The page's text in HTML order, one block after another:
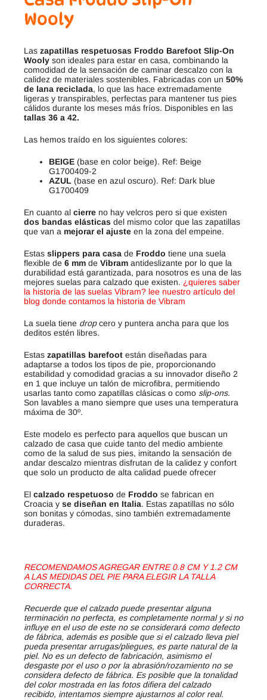
Wooly
Las zapatillas respetuosas Froddo Barefoot Slip-On
Wooly son ideales para estar en casa, combinando la
comodidad de la sensación de caminar descalzo con la
calidez de materiales sostenibles. Fabricadas con un 50%
de lana reciclada, lo que las hace extremadamente
ligeras y transpirables, perfectas para mantener tus pies
cálidos durante los meses más fríos. Disponibles en las
tallas 36 a 42.
Las hemos traído en los siguientes colores:
BEIGE (base en color beige). Ref: Beige
G1700409-2
AZUL (base en azul oscuro). Ref: Dark blue
G1700409
En cuanto al cierre no hay velcros pero si que existen
dos bandas elásticas del mismo color que las zapatillas
que van a mejorar el ajuste en la zona del empeine.
Estas slippers para casa de Froddo tiene una suela
flexible de 6 mm de Vibram antideslizante por lo que la
durabilidad está garantizada, para nosotros es una de las
mejores suelas para calzado que existen. ¿quieres saber
la historia de las suelas Vibram? lee nuestro artículo del
blog donde contamos la historia de Vibram
La suela tiene dropcero y puntera ancha para que los
deditos estén libres.
Estas zapatillas barefoot están diseñadas para
adaptarse a todos los tipos de pie, proporcionando
estabilidad y comodidad gracias a su innovador diseño 2
en 1 que incluye un talón de microfibra, permitiendo
usarlas tanto como zapatillas clásicas o como slip-ons.
Son lavables a mano siempre que uses una temperatura
máxima de 30º.
Este modelo es perfecto para aquellos que buscan un
calzado de casa que cuide tanto del medio ambiente
como de la salud de sus pies, imitando la sensación de
andar descalzo mientras disfrutan de la calidez y confort
que solo un producto de alta calidad puede ofrecer
El calzado respetuoso de Froddo se fabrican en
Croacia y se diseñan en Italia. Estas zapatillas no sólo
son bonitas y cómodas, sino también extremadamente
duraderas.
RECOMENDAMOS AGREGAR ENTRE 0.8 CM Y 1.2 CM
A LAS MEDIDAS DEL PIE PARA ELEGIR LA TALLA
CORRECTA.
Recuerde que el calzado puede presentar alguna
terminación no perfecta, es completamente normal y si no
influye en el uso de este no se considerará como defecto
de fábrica, además es posible que si el calzado lleva piel
pueda presentar arrugas/pliegues, es parte natural de la
piel. No es un defecto de fabricación, asimismo el
desgaste por el uso o por la abrasión/rozamiento no se
considera defecto de fábrica. Es posible que la tonalidad
del color mostrada en las fotos difiera del calzado
recibido, intentamos siempre ajustarnos al color real.